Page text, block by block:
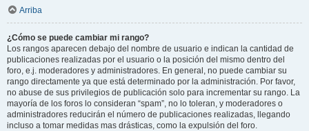
Arriba
¿Cómo se puede cambiar mi rango?
Los rangos aparecen debajo del nombre de usuario e indican la cantidad de
publicaciones realizadas por el usuario o la posición del mismo dentro del
foro, e.j. moderadores y administradores. En general, no puede cambiar su
rango directamente ya que está determinado por la administración. Por favor,
no abuse de sus privilegios de publicación solo para incrementar su rango. La
mayoría de los foros lo consideran “spam”, no lo toleran, y moderadores o
administradores reducirán el número de publicaciones realizadas, llegando
incluso a tomar medidas mas drásticas, como la expulsión del foro.